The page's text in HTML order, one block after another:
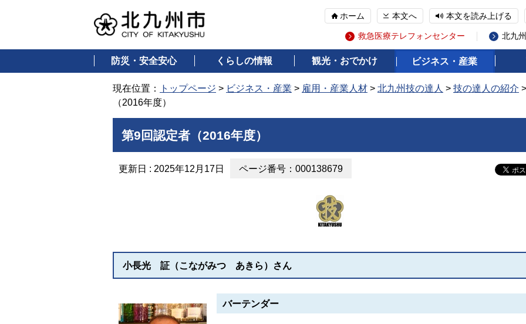
ホーム 本文へ 本文を読み上げる
救急医療テレフォンセンター 北九
防災・安全安心 くらしの情報 観光・おでかけ ビジネス・産業
現在位置： トップページ > ビジネス・産業 > 雇用・産業人材 > 北九州技の達人 > 技の達人の紹介
（2016年度）
第9回認定者（2016年度）
更新日 : 2025年12月17日 ページ番号：000138679
小長光 証（こながみつ あきら）さん
バーテンダー